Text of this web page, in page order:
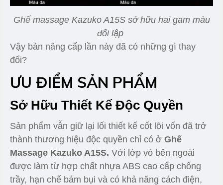
Ghế massage Kazuko A15S sở hữu hai gam màu
đối lập
Vậy bản nâng cấp lần này đã có những gì thay
đổi?
ƯU ĐIỂM SẢN PHẨM
Sở Hữu Thiết Kế Độc Quyền
Sản phẩm vẫn giữ lại lối thiết kế cốt lõi vốn đã trở
thành thương hiệu độc quyền chỉ có ở Ghế
Massage Kazuko A15S. Với lớp vỏ bên ngoài
được làm từ hợp chất nhựa ABS cao cấp chống
trầy, hạn chế bám bụi và có khả năng cách điện,